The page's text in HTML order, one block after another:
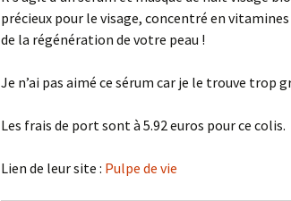
précieux pour le visage, concentré en
de la régénération de votre peau !
Je n’ai pas aimé ce sérum car je le trouve trop
Les frais de port sont à 5.92 euros pour ce colis.
Lien de leur site : Pulpe de vie